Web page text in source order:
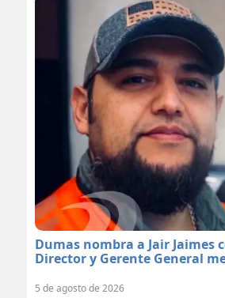
Dumas nombra a Jair Jaimes
Director y Gerente General
5 de agosto de 2026